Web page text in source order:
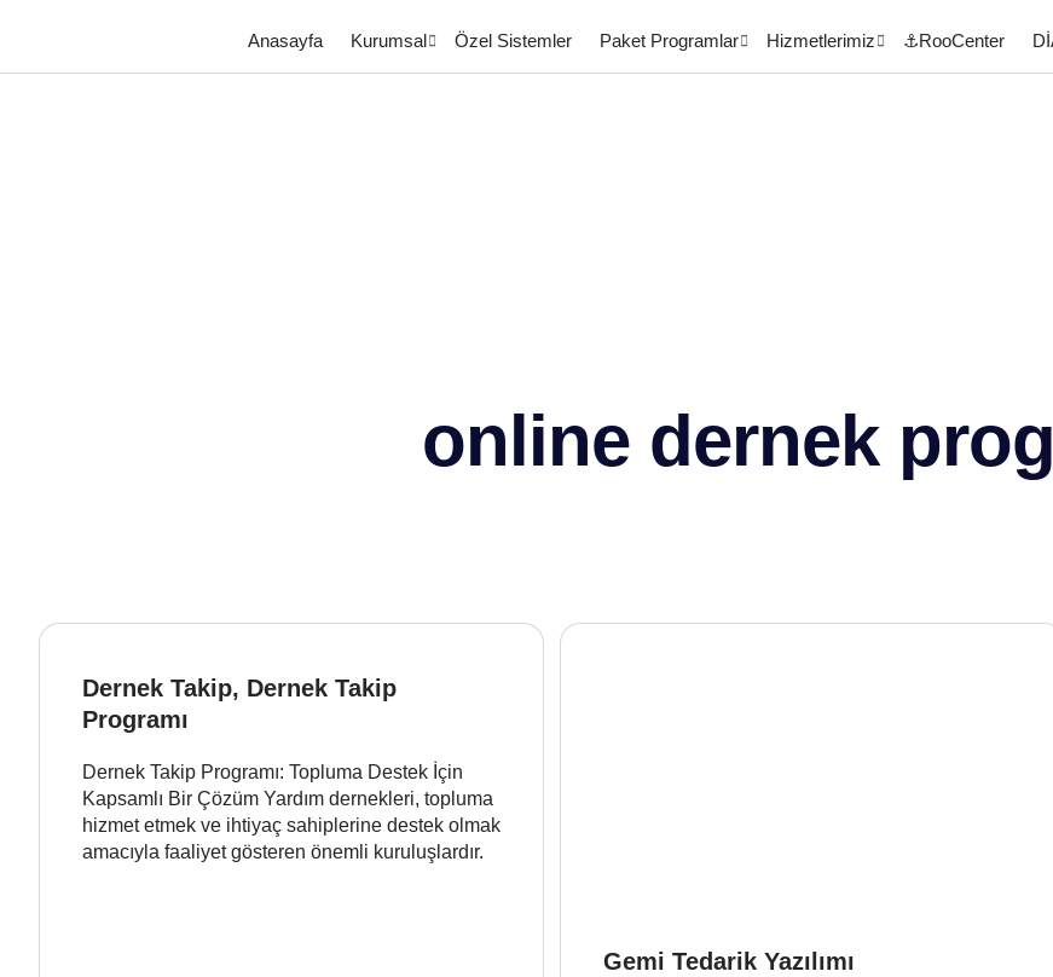
Anasayfa Kurumsal Özel Sistemler Paket Programlar Hizmetlerimiz ⚓RooCenter
online dernek
Dernek Takip, Dernek Takip
Programı
Dernek Takip Programı: Topluma Destek İçin
Kapsamlı Bir Çözüm Yardım dernekleri, topluma
hizmet etmek ve ihtiyaç sahiplerine destek olmak
amacıyla faaliyet gösteren önemli kuruluşlardır.
Gemi Tedarik Yazılımı